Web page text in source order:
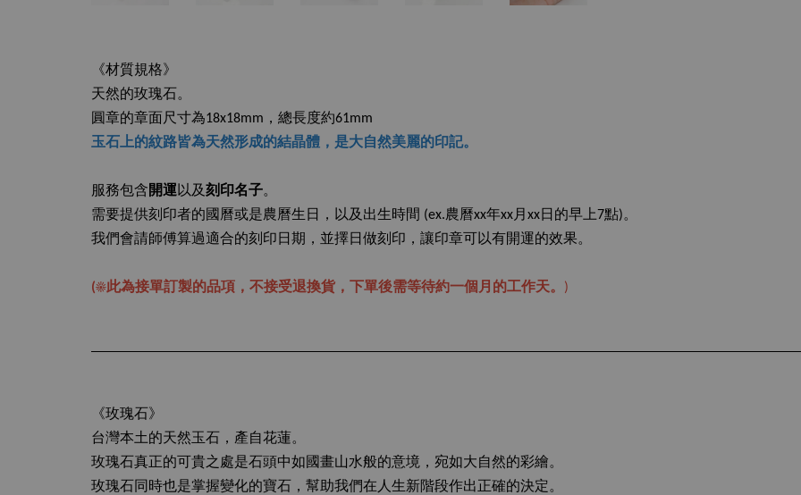
《材質規格》
天然的玫瑰石。
圓章的章面尺寸為18x18mm，總長度約61mm
玉石上的紋路皆為天然形成的結晶體，是大自然美麗的印記。
服務包含開運以及刻印名子。
需要提供刻印者的國曆或是農曆生日，以及出生時間 (ex.農曆xx年xx月xx日的早上7點)。
我們會請師傅算過適合的刻印日期，並擇日做刻印，讓印章可以有開運的效果。
(☀此為接單訂製的品項， 不接受退換貨 ，下單後需等待約一個月的工作天。 )
《玫瑰石》
台灣本土的天然玉石，產自花蓮。
玫瑰石真正的可貴之處是石頭中如國畫山水般的意境，宛如大自然的彩繪。
玫瑰石同時也是掌握變化的寶石，幫助我們在人生新階段作出正確的決定。